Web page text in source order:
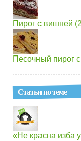
Пирог с вишней
Песочный пирог
Статьи по теме
«Не красна изба